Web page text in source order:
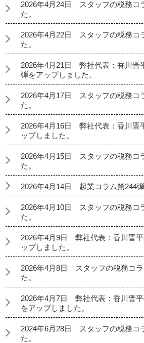
2026年4月24日 スタッフの税務コ
た。
2026年4月22日 スタッフの税務コ
た。
2026年4月21日 弊社代表：香川晋
弾をアップしました。
2026年4月17日 スタッフの税務コ
た。
2026年4月16日 弊社代表：香川晋
ップしました。
2026年4月15日 スタッフの税務コ
た。
2026年4月14日 起業コラム第244弾
2026年4月10日 スタッフの税務コ
た。
2026年4月9日 弊社代表：香川晋
ップしました。
2026年4月8日 スタッフの税務コ
た。
2026年4月7日 弊社代表：香川晋
をアップしました。
2024年6月28日 スタッフの税務コ
た。